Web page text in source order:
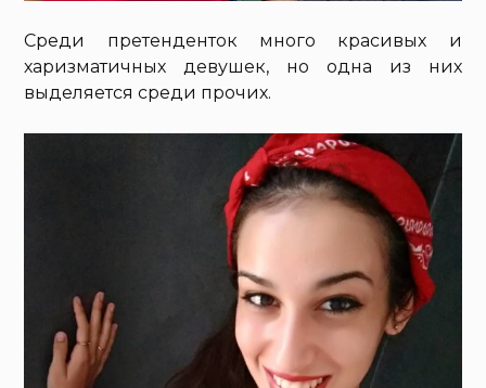
Среди претенденток много красивых и
харизматичных девушек, но одна из них
выделяется среди прочих.